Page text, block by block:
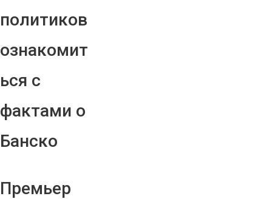
политиков
ознакомит
ься с
фактами о
Банско
Премьер